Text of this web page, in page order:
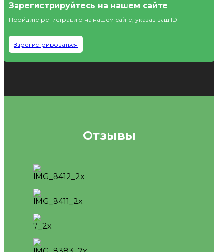
Зарегистрируйтесь на нашем сайте
Пройдите регистрацию на нашем сайте, указав ваш ID
Зарегистрироваться
Отзывы